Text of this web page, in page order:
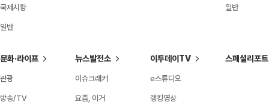
국제시황
일반
일반
문화·라이프
관광
방송/TV
뉴스발전소
이슈크래커
요즘, 이거
이투데이TV
e스튜디오
랭킹영상
스페셜리포트